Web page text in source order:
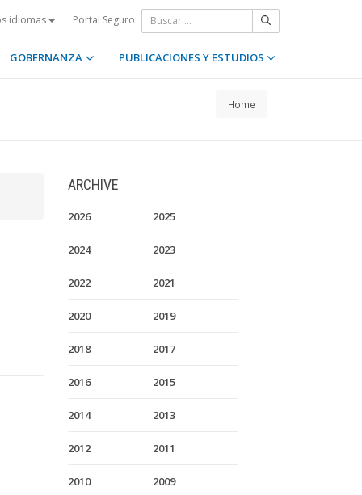
idiomas Portal Seguro
GOBERNANZA PUBLICACIONES Y ESTUDIOS
Home
ARCHIVE
2026 2025
2024 2023
2022 2021
2020 2019
2018 2017
2016 2015
2014 2013
2012 2011
2010 2009